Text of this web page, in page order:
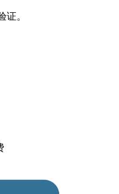
证。